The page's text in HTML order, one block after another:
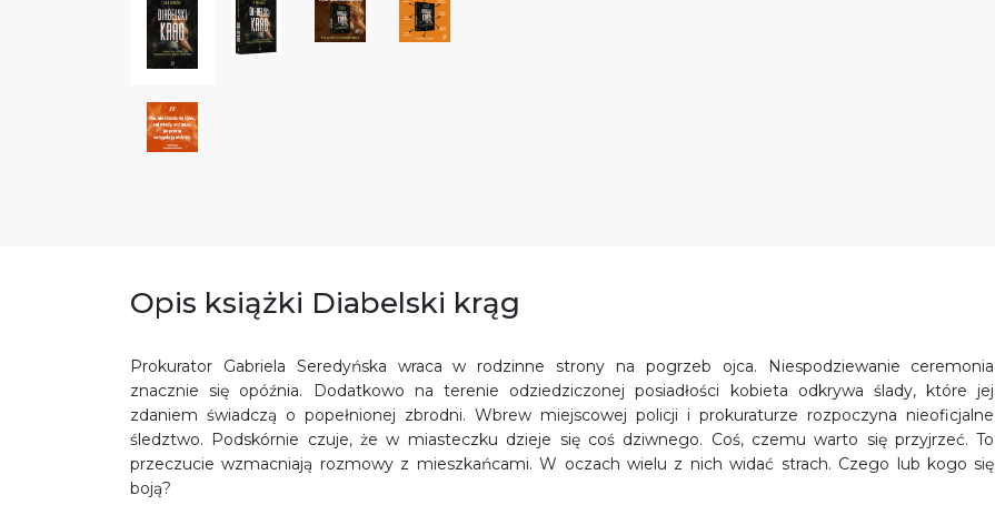
Opis książki Diabelski krąg
Prokurator Gabriela Seredyńska wraca w rodzinne strony na pogrzeb ojca. Niespodziewanie ceremonia
znacznie się opóźnia. Dodatkowo na terenie odziedziczonej posiadłości kobieta odkrywa ślady, które jej
zdaniem świadczą o popełnionej zbrodni. Wbrew miejscowej policji i prokuraturze rozpoczyna nieoficjalne
śledztwo. Podskórnie czuje, że w miasteczku dzieje się coś dziwnego. Coś, czemu warto się przyjrzeć. To
przeczucie wzmacniają rozmowy z mieszkańcami. W oczach wielu z nich widać strach. Czego lub kogo się
boją?